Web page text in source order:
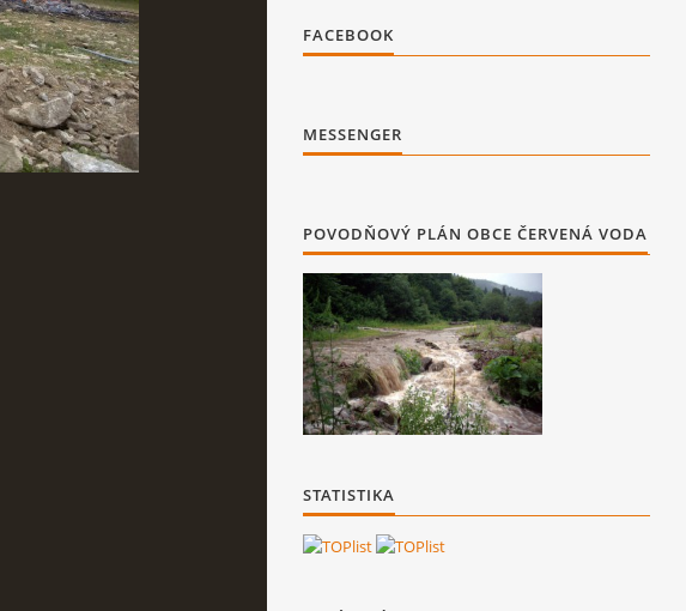
FACEBOOK
MESSENGER
POVODŇOVÝ PLÁN OBCE ČERVENÁ VODA
STATISTIKA